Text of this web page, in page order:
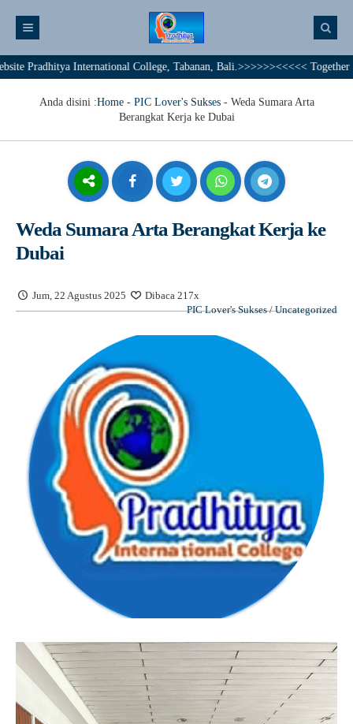
International College, Tabanan, Bali.>>>>>><<<<< Together We
Anda disini :Home- PIC Lover's Sukses- Weda Sumara Arta
Berangkat Kerja ke Dubai
Weda Sumara Arta Berangkat Kerja ke
Dubai
Jum, 22 Agustus 2025
Dibaca 217x
PIC Lover's Sukses/Uncategorized